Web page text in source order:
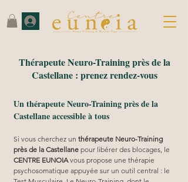
Thérapeute Neuro-Training près de la
Castellane : prenez rendez-vous
Un thérapeute Neuro-Training près de la
Castellane accessible à tous
Si vous cherchez un thérapeute Neuro-Training
près de la Castellane pour libérer des blocages, le
CENTRE EUNOIA vous propose une thérapie
psychosomatique appuyée sur un outil central : le